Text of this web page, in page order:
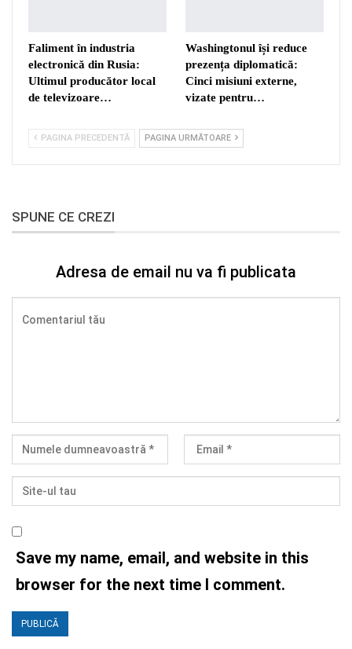
Faliment în industria
electronică din Rusia:
Ultimul producător local
de televizoare…
Washingtonul își reduce
prezența diplomatică:
Cinci misiuni externe,
vizate pentru…
PAGINA PRECEDENTĂ PAGINA URMĂTOARE
SPUNE CE CREZI
Adresa de email nu va fi publicata
Save my name, email, and website in this
browser for the next time I comment.